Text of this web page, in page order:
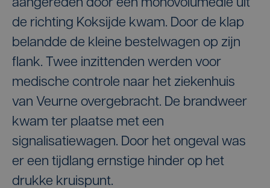
aangereden door een monovolumedie uit
de richting Koksijde kwam. Door de klap
belandde de kleine bestelwagen op zijn
flank. Twee inzittenden werden voor
medische controle naar het ziekenhuis
van Veurne overgebracht. De brandweer
kwam ter plaatse met een
signalisatiewagen. Door het ongeval was
er een tijdlang ernstige hinder op het
drukke kruispunt.